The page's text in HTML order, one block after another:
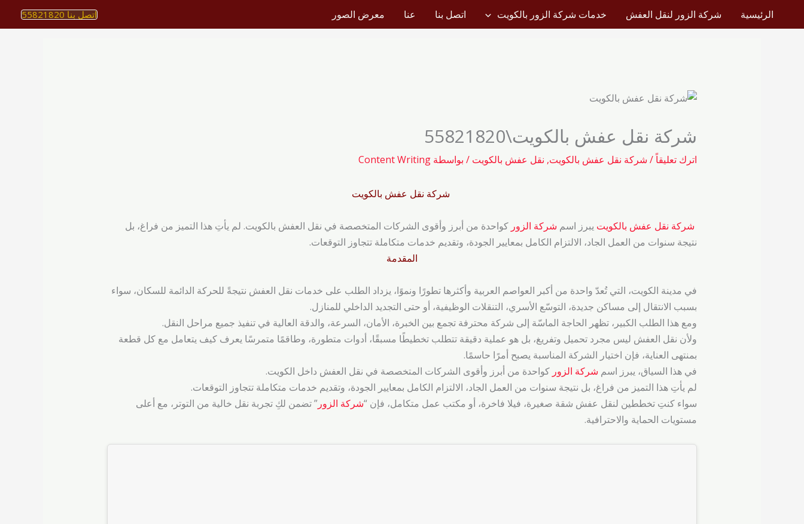
الرئيسية شركة الزور لنقل العفش خدمات شركة الزور بالكويت اتصل بنا عنا معرض الصور اتصل بنا 55821820
شركة نقل عفش بالكويت\55821820
اترك تعليقاً/ شركة نقل عفش بالكويت, نقل عفش بالكويت / بواسطة Content Writing
‌ شركة نقل عفش بالكويت
شركة نقل عفش بالكويت يبرز اسم شركة الزور كواحدة من أبرز وأقوى الشركات المتخصصة في نقل العفش بالكويت. لم يأتِ هذا التميز من فراغ، بل
نتيجة سنوات من العمل الجاد، الالتزام الكامل بمعايير الجودة، وتقديم خدمات متكاملة تتجاوز التوقعات.
المقدمة
في مدينة الكويت، التي تُعدّ واحدة من أكبر العواصم العربية وأكثرها تطورًا ونموًا، يزداد الطلب على خدمات نقل العفش نتيجةً للحركة الدائمة للسكان، سواء
بسبب الانتقال إلى مساكن جديدة، التوسّع الأسري، التنقلات الوظيفية، أو حتى التجديد الداخلي للمنازل.
ومع هذا الطلب الكبير، تظهر الحاجة الماسّة إلى شركة محترفة تجمع بين الخبرة، الأمان، السرعة، والدقة العالية في تنفيذ جميع مراحل النقل.
ولأن نقل العفش ليس مجرد تحميل وتفريغ، بل هو عملية دقيقة تتطلب تخطيطًا مسبقًا، أدوات متطورة، وطاقمًا متمرسًا يعرف كيف يتعامل مع كل قطعة
بمنتهى العناية، فإن اختيار الشركة المناسبة يصبح أمرًا حاسمًا.
في هذا السياق، يبرز اسم شركة الزور كواحدة من أبرز وأقوى الشركات المتخصصة في نقل العفش داخل الكويت.
لم يأتِ هذا التميز من فراغ، بل نتيجة سنوات من العمل الجاد، الالتزام الكامل بمعايير الجودة، وتقديم خدمات متكاملة تتجاوز التوقعات.
سواء كنتِ تخططين لنقل عفش شقة صغيرة، فيلا فاخرة، أو مكتب عمل متكامل، فإن “شركة الزور ” تضمن لكِ تجربة نقل خالية من التوتر، مع أعلى
مستويات الحماية والاحترافية.